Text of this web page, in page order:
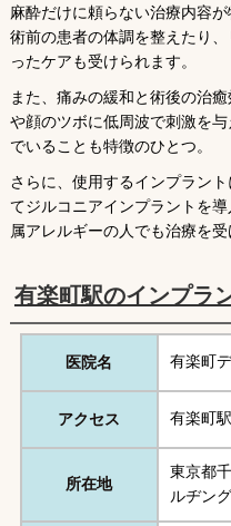
麻酔だけに頼らない治療内容
術前の患者の体調を整えたり
ったケアも受けられます。
また、痛みの緩和と術後の治
や顔のツボに低周波で刺激を
でいることも特徴のひとつ。
さらに、使用するインプラン
てジルコニアインプラントを
属アレルギーの人でも治療を受
有楽町駅のインプラ
医院名 有楽町
アクセス 有楽町
所在地
東京都
ルヂン